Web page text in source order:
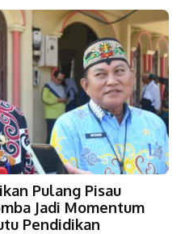
Pulang Pisau
Jadi Momentum
Pendidikan